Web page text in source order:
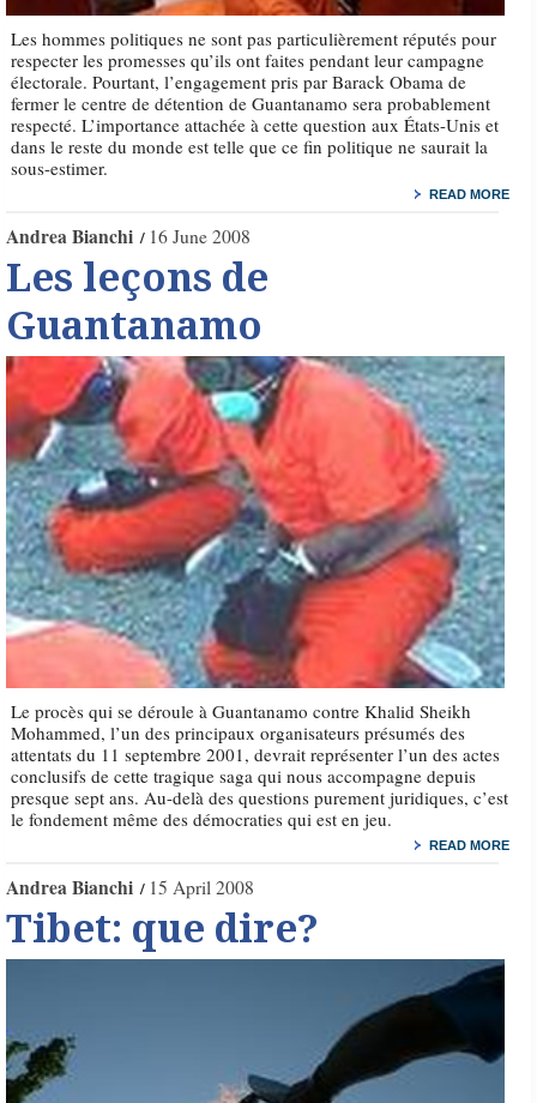
Les hommes politiques ne sont pas particulièrement réputés pour
respecter les promesses qu’ils ont faites pendant leur campagne
électorale. Pourtant, l’engagement pris par Barack Obama de
fermer le centre de détention de Guantanamo sera probablement
respecté. L’importance attachée à cette question aux États-Unis et
dans le reste du monde est telle que ce fin politique ne saurait la
sous-estimer.
READ MORE
Andrea Bianchi 16 June 2008
Les leçons de
Guantanamo
Le procès qui se déroule à Guantanamo contre Khalid Sheikh
Mohammed, l’un des principaux organisateurs présumés des
attentats du 11 septembre 2001, devrait représenter l’un des actes
conclusifs de cette tragique saga qui nous accompagne depuis
presque sept ans. Au-delà des questions purement juridiques, c’est
le fondement même des démocraties qui est en jeu.
READ MORE
Andrea Bianchi 15 April 2008
Tibet: que dire?